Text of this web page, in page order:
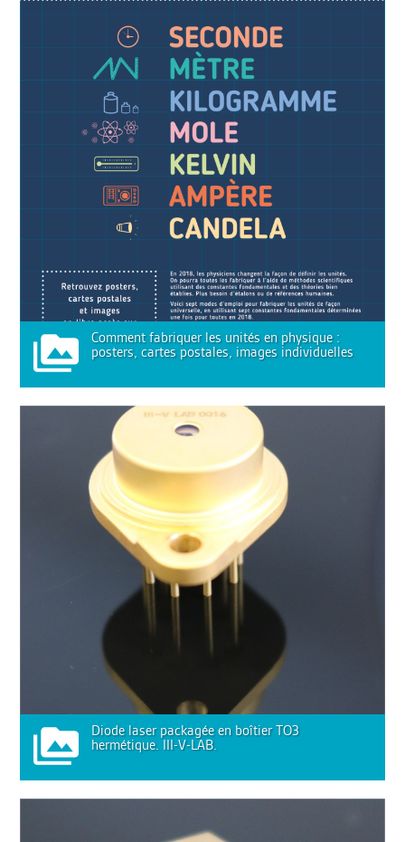
Comment fabriquer les unités en physique :
posters, cartes postales, images individuelles
Diode laser packagée en boîtier TO3
hermétique. III-V-LAB.